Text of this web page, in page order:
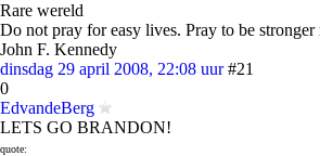
Rare wereld
Do not pray for easy lives. Pray to be stronger
John F. Kennedy
dinsdag 29 april 2008, 22:08 uur #21
0
EdvandeBerg
LETS GO BRANDON!
quote: